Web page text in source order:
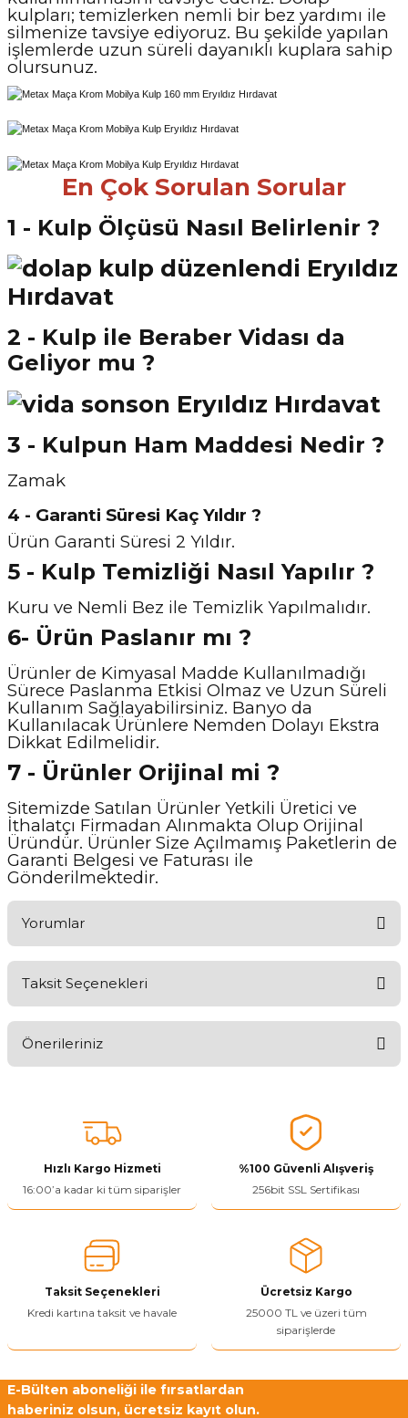
kulpları; temizlerken nemli bir bez yardımı ile
silmenize tavsiye ediyoruz. Bu şekilde yapılan
işlemlerde uzun süreli dayanıklı kuplara sahip
olursunuz.
En Çok Sorulan Sorular
1 - Kulp Ölçüsü Nasıl Belirlenir ?
2 - Kulp ile Beraber Vidası da
Geliyor mu ?
3 - Kulpun Ham Maddesi Nedir ?
Zamak
4 - Garanti Süresi Kaç Yıldır ?
Ürün Garanti Süresi 2 Yıldır.
5 - Kulp Temizliği Nasıl Yapılır ?
Kuru ve Nemli Bez ile Temizlik Yapılmalıdır.
6- Ürün Paslanır mı ?
Ürünler de Kimyasal Madde Kullanılmadığı
Sürece Paslanma Etkisi Olmaz ve Uzun Süreli
Kullanım Sağlayabilirsiniz. Banyo da
Kullanılacak Ürünlere Nemden Dolayı Ekstra
Dikkat Edilmelidir.
7 - Ürünler Orijinal mi ?
Sitemizde Satılan Ürünler Yetkili Üretici ve
İthalatçı Firmadan Alınmakta Olup Orijinal
Üründür. Ürünler Size Açılmamış Paketlerin de
Garanti Belgesi ve Faturası ile
Gönderilmektedir.
Yorumlar
Taksit Seçenekleri
Önerileriniz
tarafımıza iletebilirsiniz.
Görüş ve önerileriniz için teşekkür ederiz.
Ürün resmi kalitesiz, bozuk veya görüntülenemiyor.
Ürün bilgilerinde hatalar bulunuyor.
Ürün fiyatı diğer sitelerden daha pahalı.
Bu ürüne benzer farklı alternatifler olmalı.
Yetkiliye Gönder
Hızlı Kargo Hizmeti
16:00’a kadar ki tüm siparişler
%100 Güvenli Alışveriş
256bit SSL Sertifikası
Taksit Seçenekleri
Kredi kartına taksit ve havale
Ücretsiz Kargo
25000 TL ve üzeri tüm
siparişlerde
E-Bülten aboneliği ile fırsatlardan
haberiniz olsun, ücretsiz kayıt olun.